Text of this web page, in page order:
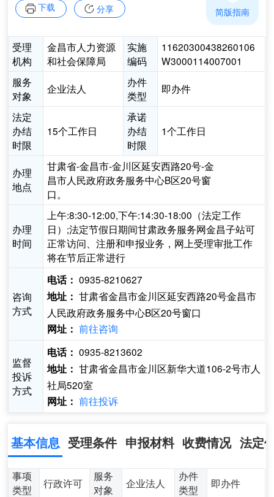
下载 分享
受理
机构
金昌市人力资源
和社会保障局
实施
编码
11620300438260106
W3000114007001
服务
对象
企业法人
办件
类型
即办件
法定
办结
时限
15个工作日
承诺
办结
时限
1个工作日
办理
地点
甘肃省-金昌市-金川区延安西路20号-金
昌市人民政府政务服务中心B区20号窗
口。
办理
时间
上午:8:30-12:00,下午:14:30-18:00（法定工作
日）;法定节假日期间甘肃政务服务网金昌子站可
正常访问、注册和申报业务，网上受理审批工作
将在节后正常进行
咨询
方式
电话： 0935-8210627
地址： 甘肃省金昌市金川区延安西路20号金昌市
人民政府政务服务中心B区20号窗口
网址： 前往咨询
监督
投诉
方式
电话： 0935-8213602
地址： 甘肃省金昌市金川区新华大道106-2号市人
社局520室
网址： 前往投诉
简版指南
基本信息 受理条件 申报材料 收费情况 法定
事项
类型
行政许可
服务
对象
企业法人
办件
类型
即办件